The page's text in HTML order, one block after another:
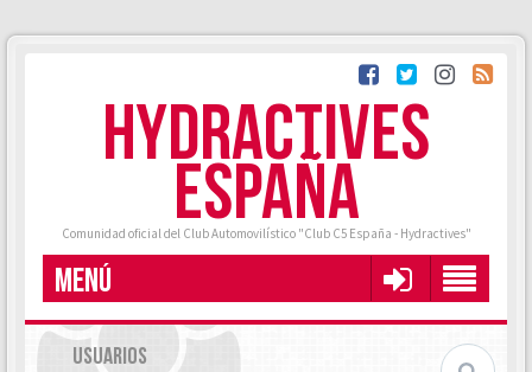
HYDRACTIVES
ESPAÑA
Comunidad oficial del Club Automovilístico "Club C5 España - Hydractives"
MENÚ
USUARIOS